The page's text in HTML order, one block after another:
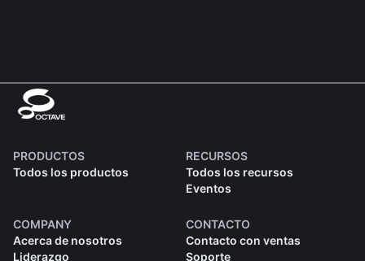
PRODUCTOS
Todos los productos
RECURSOS
Todos los recursos
Eventos
COMPANY
Acerca de nosotros
Liderazgo
CONTACTO
Contacto con ventas
Soporte